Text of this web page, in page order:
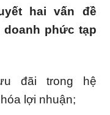
hai vấn đề
phức tạp
đãi trong hệ
lợi nhuận;